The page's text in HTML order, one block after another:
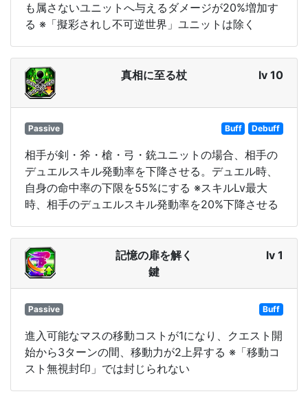
も属さないユニットへ与えるダメージが20%増加す
る ※「擬彩されし不可逆世界」ユニットは除く
真相に至る杖 lv 10
Passive Buff Debuff
相手が剣・斧・槍・弓・銃ユニットの場合、相手の
デュエルスキル発動率を下降させる。デュエル時、
自身の命中率の下限を55%にする ※スキルLv最大
時、相手のデュエルスキル発動率を20%下降させる
記憶の扉を解く
鍵
lv 1
Passive Buff
進入可能なマスの移動コストが1になり、クエスト開
始から3ターンの間、移動力が2上昇する ※「移動コ
スト無視封印」では封じられない